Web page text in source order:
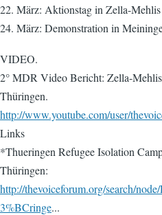
22. März: Aktionstag in Zella-Mehlis
24. März: Demonstration in
VIDEO.
2° MDR Video Bericht: Zella-
Thüringen.
http://www.youtube.com/user/
Links
*Thueringen Refugee Isolation
Thüringen:
http://thevoiceforum.org/search/
3%BCringe...